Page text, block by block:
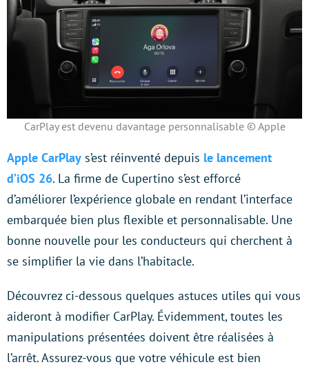
CarPlay est devenu davantage personnalisable © Apple
Apple CarPlay s’est réinventé depuis le lancement
d’iOS 26. La firme de Cupertino s’est efforcé
d’améliorer l’expérience globale en rendant l’interface
embarquée bien plus flexible et personnalisable. Une
bonne nouvelle pour les conducteurs qui cherchent à
se simplifier la vie dans l’habitacle.
Découvrez ci-dessous quelques astuces utiles qui vous
aideront à modifier CarPlay. Évidemment, toutes les
manipulations présentées doivent être réalisées à
l’arrêt. Assurez-vous que votre véhicule est bien